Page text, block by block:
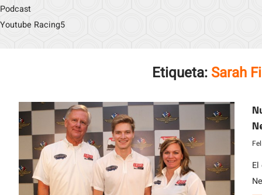
Podcast
Youtube Racing5
Etiqueta: Sarah